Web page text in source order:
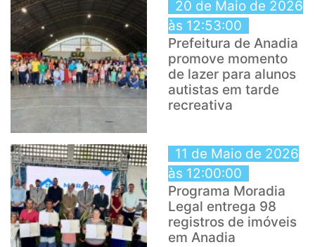
20 de Maio de 2026
às 12:53:00
Prefeitura de Anadia
promove momento
de lazer para alunos
autistas em tarde
recreativa
11 de Maio de 2026
às 12:00:00
Programa Moradia
Legal entrega 98
registros de imóveis
em Anadia